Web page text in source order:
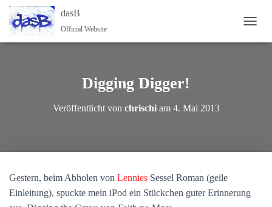
dasB
Official Website
Digging Digger!
Veröffentlicht von chrischiam 4. Mai 2013
Gestern, beim Abholen von Lennies Sessel Roman (geile
Einleitung), spuckte mein iPod ein Stückchen guter Erinnerung